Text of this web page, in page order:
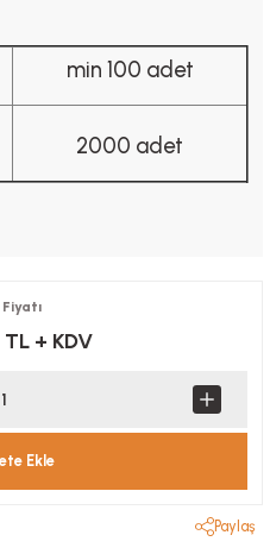
min 100 adet
2000 adet
TL + KDV
Ekle
Paylaş